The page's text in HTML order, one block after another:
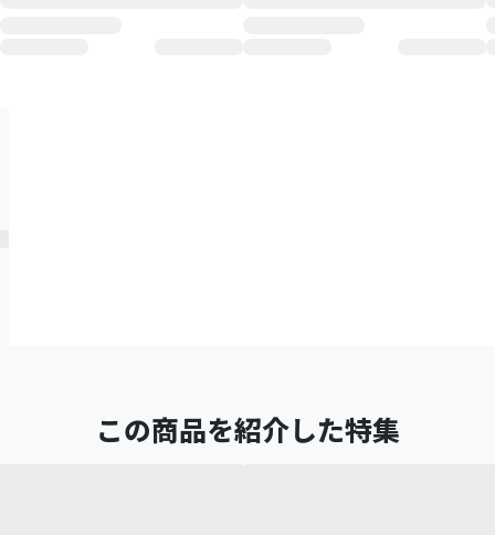
この商品を紹介した特集